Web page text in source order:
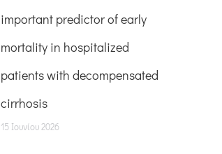
important predictor of early
mortality in hospitalized
patients with decompensated
cirrhosis
15 Ιουνίου 2026